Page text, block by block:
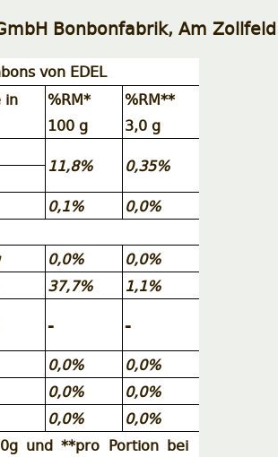
Bonbonfabrik, Am
von EDEL
in %RM*
%RM**
100 g
3,0 g
11,8% 0,35%
0,1%
0,0%
0,0%
0,0%
37,7%
1,1%
- -
0,0%
0,0%
0,0%
0,0%
0,0%
0,0%
und **pro Portion bei